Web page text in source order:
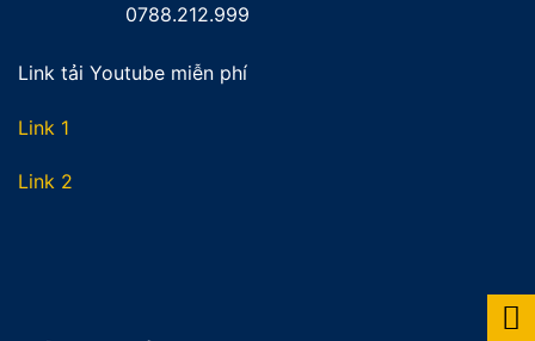
0788.212.999
Link tải Youtube miễn phí
Link 1
Link 2